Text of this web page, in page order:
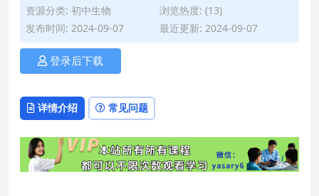
资源分类: 初中生物
浏览热度: (13)
发布时间: 2024-09-07
最近更新: 2024-09-07
登录后下载
详情介绍 常见问题